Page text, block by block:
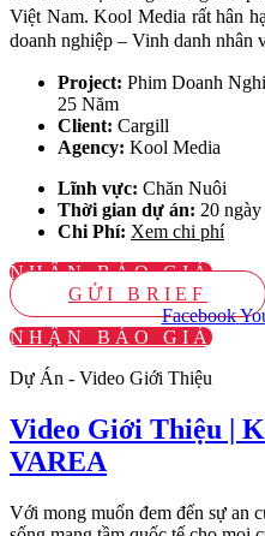
Việt Nam. Kool Media rất hân
doanh nghiệp – Vinh danh nhân
Project: Phim Doanh
25 Năm
Client: Cargill
Agency: Kool Media
Lĩnh vực: Chăn Nuôi
Thời gian dự án: 20 ngày
Chi Phí: Xem chi phí
NHẬN BÁO GIÁ
GỬI BRIEF
Facebook
NHẬN BÁO GIÁ
Dự Án - Video Giới Thiệu
Video Giới Thiệu |
VAREA
Với mong muốn đem đến sự an